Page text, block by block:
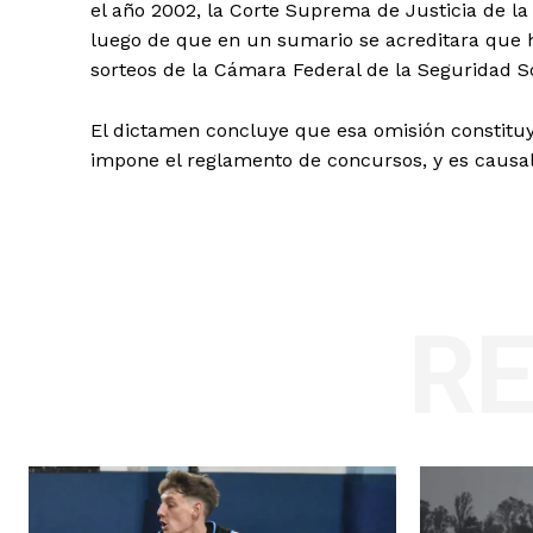
el año 2002, la Corte Suprema de Justicia de
luego de que en un sumario se acreditara
sorteos de la Cámara Federal de la Seguridad
El dictamen concluye que esa omisión
impone el reglamento de concursos, y es